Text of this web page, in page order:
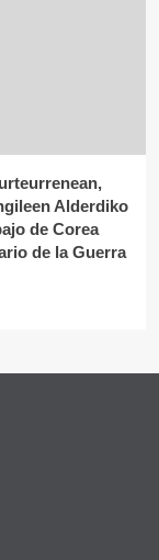
Alderdiko
de Corea
de la Guerra